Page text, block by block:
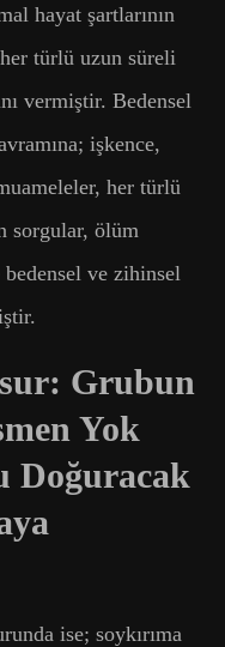
hayat şartlarının
türlü uzun süreli
vermiştir. Bedensel
işkence,
her türlü
sorgular, ölüm
bedensel ve zihinsel
Grubun
Yok
Doğuracak
ise; soykırıma